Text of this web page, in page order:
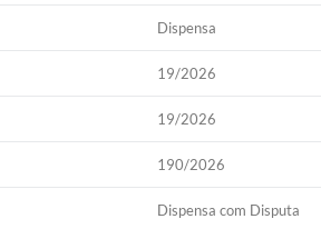
Dispensa
19/2026
19/2026
190/2026
Dispensa com Disputa